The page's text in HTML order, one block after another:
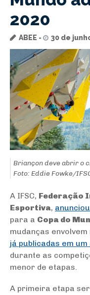
2020
ABEE 30 de
Briançon deve abrir o
Foto: Eddie Fowke/
A IFSC, Federação
Esportiva,
para a Copa do
mudanças
já publicadas em um
durante as
menor de etapas.
A primeira etapa